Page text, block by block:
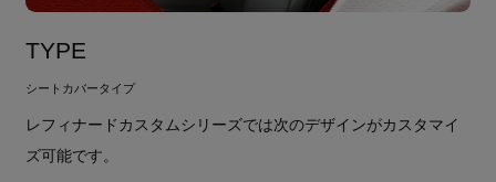
TYPE
シートカバータイプ
レフィナードカスタムシリーズでは次のデザインがカスタマイ
ズ可能です。